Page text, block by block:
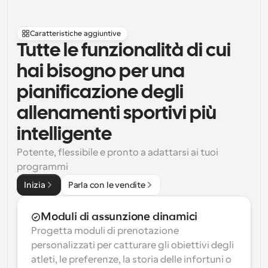
Caratteristiche aggiuntive
Tutte le funzionalità di cui
hai bisogno per una
pianificazione degli
allenamenti sportivi più
intelligente
Potente, flessibile e pronto a adattarsi ai tuoi
programmi
Inizia Parla con le vendite
Moduli di assunzione dinamici
Progetta moduli di prenotazione
personalizzati per catturare gli obiettivi degli
atleti, le preferenze, la storia delle infortuni o